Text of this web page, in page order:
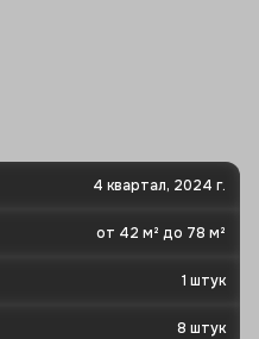
4 квартал, 2024 г.
от 42 м² до 78 м²
1 штук
8 штук